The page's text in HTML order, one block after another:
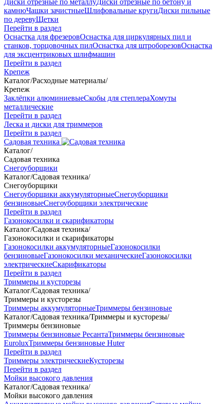
Диски отрезные по металлуДиски отрезные по бетону и
камнюЧашки зачистныеШлифовальные кругиДиски пильные
по деревуЩетки
Перейти в раздел
Оснастка для фрезеровОснастка для циркулярных пил и
станков, торцовочных пилОснастка для штроборезовОснастка
для эксцентриковых шлифмашин
Перейти в раздел
Крепеж
Каталог/Расходные материалы/
Крепеж
Заклёпки алюминиевыеСкобы для степлераХомуты
металлические
Перейти в раздел
Леска и диски для триммеров
Перейти в раздел
Садовая техника
Каталог/
Садовая техника
Снегоуборщики
Каталог/Садовая техника/
Снегоуборщики
Снегоуборщики аккумуляторныеСнегоуборщики
бензиновыеСнегоуборщики электрические
Перейти в раздел
Газонокосилки и скарификаторы
Каталог/Садовая техника/
Газонокосилки и скарификаторы
Газонокосилки аккумуляторныеГазонокосилки
бензиновыеГазонокосилки механическиеГазонокосилки
электрическиеСкарификаторы
Перейти в раздел
Триммеры и кусторезы
Каталог/Садовая техника/
Триммеры и кусторезы
Триммеры аккумуляторныеТриммеры бензиновые
Каталог/Садовая техника/Триммеры и кусторезы/
Триммеры бензиновые
Триммеры бензиновые РесантаТриммеры бензиновые
EuroluxТриммеры бензиновые Huter
Перейти в раздел
Триммеры электрическиеКусторезы
Перейти в раздел
Мойки высокого давления
Каталог/Садовая техника/
Мойки высокого давления